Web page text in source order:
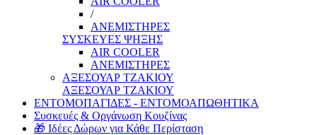
/
ΑΝΕΜΙΣΤΗΡΕΣ
ΣΥΣΚΕΥΕΣ ΨΗΞΗΣ
AIR COOLER
ΑΝΕΜΙΣΤΗΡΕΣ
ΑΞΕΣΟΥΑΡ ΤΖΑΚΙΟΥ
ΑΞΕΣΟΥΑΡ ΤΖΑΚΙΟΥ
ΕΝΤΟΜΟΠΑΓΙΔΕΣ - ΕΝΤΟΜΟΑΠΩΘΗΤΙΚΑ
Συσκευές & Οργάνωση Κουζίνας
🎁 Ιδέες Δώρων για Κάθε Περίσταση